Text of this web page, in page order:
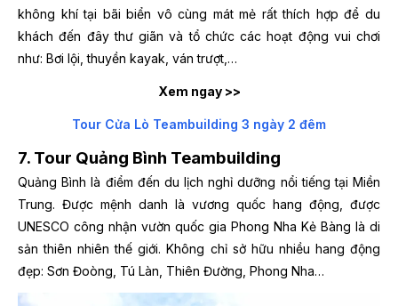
không khí tại bãi biển vô cùng mát mẻ rất thích hợp để du
khách đến đây thư giãn và tổ chức các hoạt động vui chơi
như: Bơi lội, thuyền kayak, ván trượt,…
Xem ngay >>
Tour Cửa Lò Teambuilding 3 ngày 2 đêm
7. Tour Quảng Bình Teambuilding
Quảng Bình là điểm đến du lịch nghỉ dưỡng nổi tiếng tại Miền
Trung. Được mệnh danh là vương quốc hang động, được
UNESCO công nhận vườn quốc gia Phong Nha Kẻ Bàng là di
sản thiên nhiên thế giới. Không chỉ sở hữu nhiều hang động
đẹp: Sơn Đoòng, Tú Làn, Thiên Đường, Phong Nha…